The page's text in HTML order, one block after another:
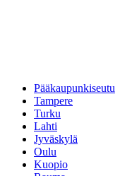
Pääkaupunkiseutu
Tampere
Turku
Lahti
Jyväskylä
Oulu
Kuopio